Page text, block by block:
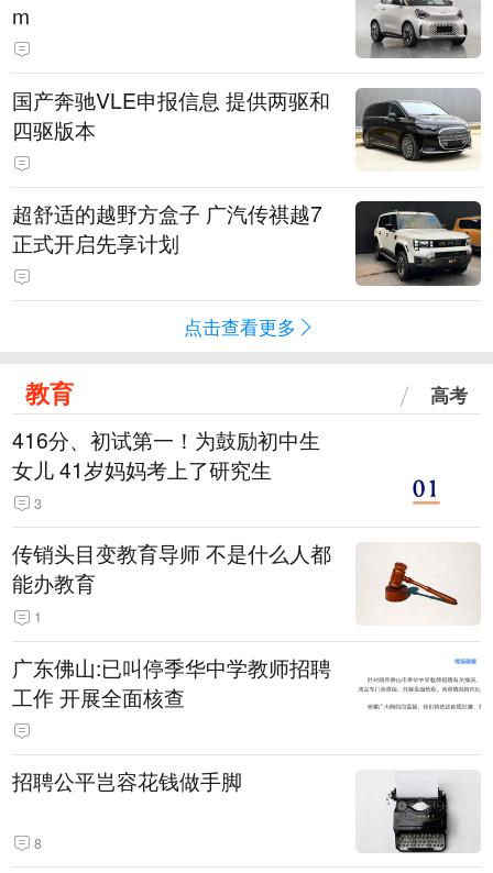
m
国产奔驰VLE申报信息 提供两驱和
四驱版本
超舒适的越野方盒子 广汽传祺越7
正式开启先享计划
点击查看更多
教育 高考
416分、初试第一！为鼓励初中生
女儿 41岁妈妈考上了研究生
3
传销头目变教育导师 不是什么人都
能办教育
1
广东佛山:已叫停季华中学教师招聘
工作 开展全面核查
招聘公平岂容花钱做手脚
8